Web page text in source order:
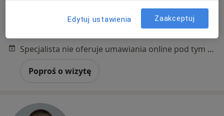
Księdza Józefa Tischnera 8, Kraków•Mapa
PROFEMED Grupa LUX MED Kraków - Tischnera 8
Specjalista nie oferuje umawiania online pod tym adresem.
Poproś o wizytę
Edytuj ustawienia Zaakceptuj